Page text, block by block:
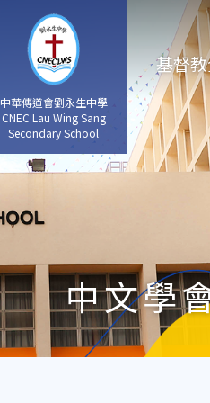
中華傳道會劉永生中學
CNEC Lau Wing Sang
Secondary School
基督
中文學